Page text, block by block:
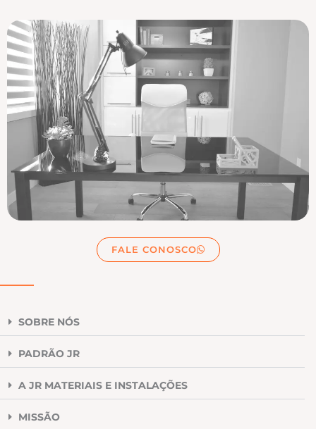
FALE CONOSCO
SOBRE NÓS
PADRÃO JR
A JR MATERIAIS E INSTALAÇÕES
MISSÃO